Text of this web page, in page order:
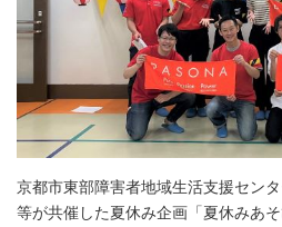
京都市東部障害者地域生活支援セン
等が共催した夏休み企画「夏休みあ